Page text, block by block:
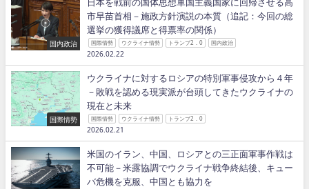
国内政治
市早苗首相－施政方針演説の本質（追記：今回の総
選挙の獲得議席と得票率の関係）
国際情勢 ウクライナ情勢 トランプ2．0 国内政治
2026.02.22
国際情勢
ウクライナに対するロシアの特別軍事侵攻から４年
－敗戦を認める現実派が台頭してきたウクライナの
現在と未来
国際情勢 ウクライナ情勢 トランプ2．0
2026.02.21
米国のイラン、中国、ロシアとの三正面軍事作戦は
不可能－米露協調でウクライナ戦争終結後、キュー
バ危機を克服、中国とも協力を